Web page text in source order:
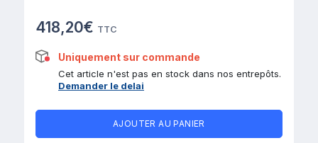
418,20€ TTC
Uniquement sur commande
Cet article n'est pas en stock dans nos entrepôts.
Demander le delai
AJOUTER AU PANIER